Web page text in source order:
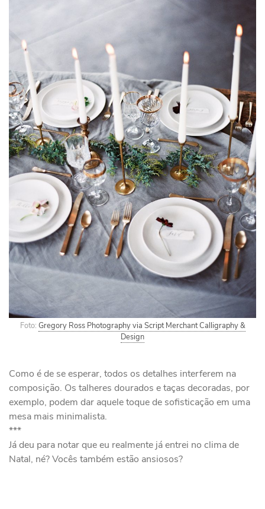
Foto: Gregory Ross Photography via Script Merchant Calligraphy &
Design
Como é de se esperar, todos os detalhes interferem na
composição. Os talheres dourados e taças decoradas, por
exemplo, podem dar aquele toque de sofisticação em uma
mesa mais minimalista.
***
Já deu para notar que eu realmente já entrei no clima de
Natal, né? Vocês também estão ansiosos?